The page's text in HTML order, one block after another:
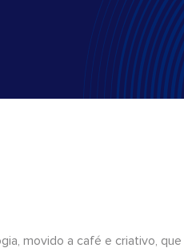
movido a café e criativo, que